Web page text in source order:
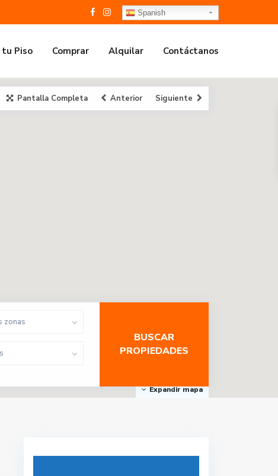
Spanish
tu Piso Comprar Alquilar Contáctanos
Expandir mapa
Pantalla Completa Anterior Siguiente
zonas